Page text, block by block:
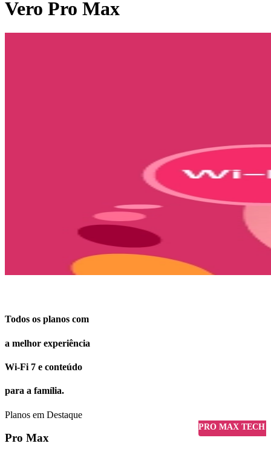
Vero Pro Max
Todos os planos com
a melhor experiência
Wi-Fi 7 e conteúdo
para a família.
Planos em Destaque
Pro Max
PRO MAX TECH